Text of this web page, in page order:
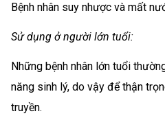
Bệnh nhân suy nhược và mất
Sử dụng ở người lớn tuổi:
Những bệnh nhân lớn tuổi
năng sinh lý, do vậy để thận
truyền.